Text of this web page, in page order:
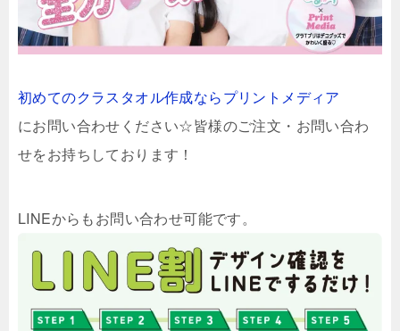
初めてのクラスタオル作成ならプリントメディア
にお問い合わせください☆皆様のご注文・お問い合わ
せをお持ちしております！
LINEからもお問い合わせ可能です。